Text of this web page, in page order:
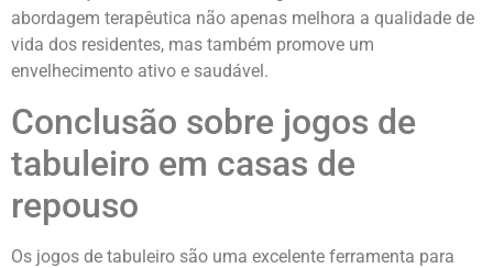
abordagem terapêutica não apenas melhora a qualidade de
vida dos residentes, mas também promove um
envelhecimento ativo e saudável.
Conclusão sobre jogos de
tabuleiro em casas de
repouso
Os jogos de tabuleiro são uma excelente ferramenta para